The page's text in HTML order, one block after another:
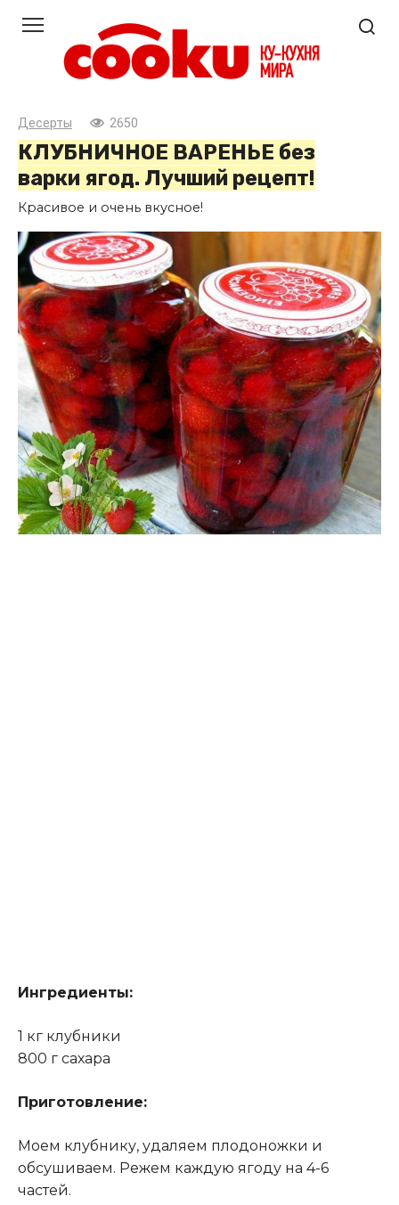
контенту
Десерты 2650
КЛУБНИЧНОЕ ВАРЕНЬЕ без
варки ягод. Лучший рецепт!
Красивое и очень вкусное!
Ингредиенты:
1 кг клубники
800 г сахара
Приготовление:
Моем клубнику, удаляем плодоножки и
обсушиваем. Режем каждую ягоду на 4-6
частей.